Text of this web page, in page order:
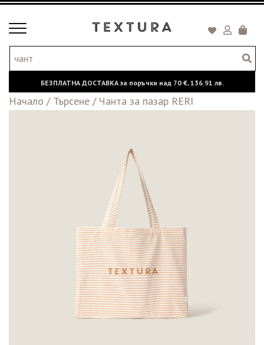
Toggle
БЕЗПЛАТНА ДОСТАВКА за поръчки над 70 €,136.91 лв.
Начало / Търсене / Чанта за пазар RERI